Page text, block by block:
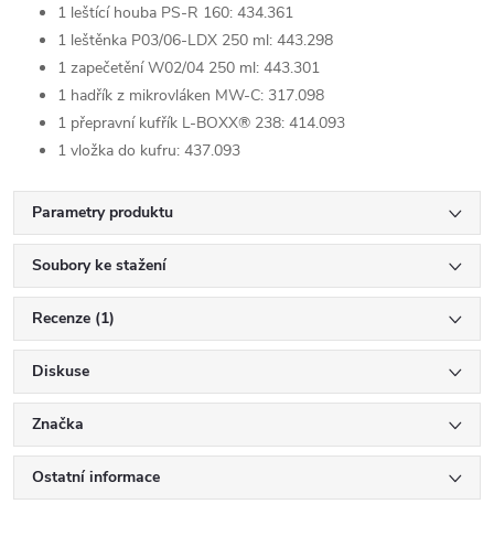
1 leštící houba PS-R 160: 434.361
1 leštěnka P03/06-LDX 250 ml: 443.298
1 zapečetění W02/04 250 ml: 443.301
1 hadřík z mikrovláken MW-C: 317.098
1 přepravní kufřík L-BOXX® 238: 414.093
1 vložka do kufru: 437.093
Parametry produktu
Soubory ke stažení
Recenze (1)
Diskuse
Značka
Ostatní informace